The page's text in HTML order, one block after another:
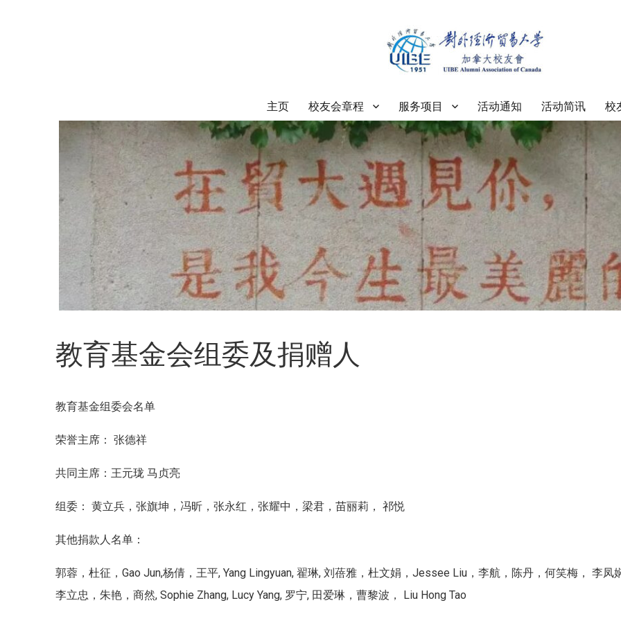
对外经济贸易大学加拿大校友会
主页 校友会章程 服务项目 活动通知 活动简讯 校
教育基金会组委及捐赠人
教育基金组委会名单
荣誉主席： 张德祥
共同主席：王元珑 马贞亮
组委： 黄立兵，张旗坤，冯昕，张永红，张耀中，梁君，苗丽莉， 祁悦
其他捐款人名单：
郭蓉，杜征，Gao Jun,杨倩，王平, Yang Lingyuan, 翟琳, 刘蓓雅，杜文娟，Jessee Liu，李航，陈丹，何笑梅， 李凤
李立忠，朱艳，商然, Sophie Zhang, Lucy Yang, 罗宁, 田爱琳，曹黎波， Liu Hong Tao